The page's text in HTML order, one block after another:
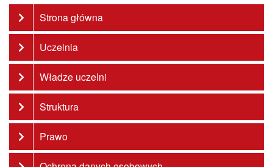
Strona główna
Uczelnia
Władze uczelni
Struktura
Prawo